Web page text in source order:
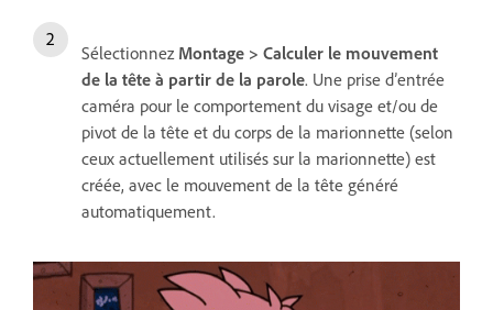
Sélectionnez Montage > Calculer le mouvement
de la tête à partir de la parole. Une prise dʼentrée
caméra pour le comportement du visage et/ou de
pivot de la tête et du corps de la marionnette (selon
ceux actuellement utilisés sur la marionnette) est
créée, avec le mouvement de la tête généré
automatiquement.